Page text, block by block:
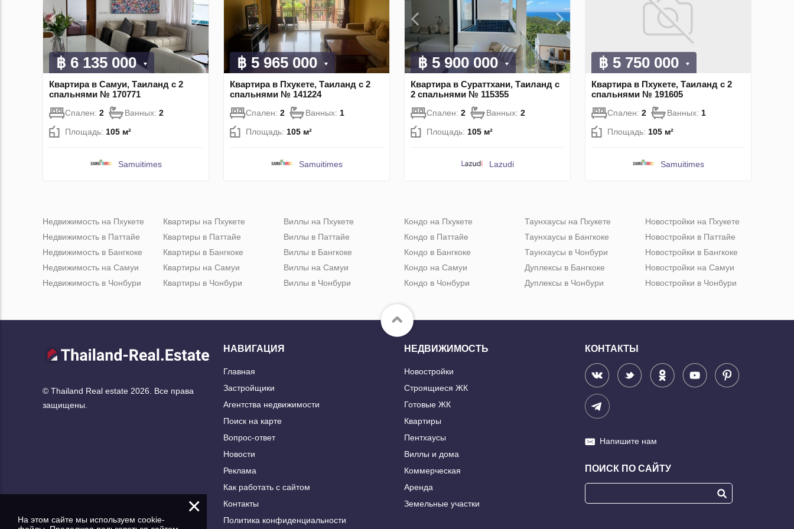
฿ 6 135 000
Квартира в Самуи, Таиланд с 2
спальнями № 170771
Спален: 2 Ванных: 2
Площадь: 105 м²
Samuitimes
฿ 5 965 000
Квартира в Пхукете, Таиланд с 2
спальнями № 141224
Спален: 2 Ванных: 1
Площадь: 105 м²
Samuitimes
฿ 5 900 000
Квартира в Сураттхани, Таиланд с
2 спальнями № 115355
Спален: 2 Ванных: 2
Площадь: 105 м²
Lazudi
฿ 5 750 000
Квартира в Пхукете, Таиланд с 2
спальнями № 191605
Спален: 2 Ванных: 1
Площадь: 105 м²
Samuitimes
Недвижимость на Пхукете
Недвижимость в Паттайе
Недвижимость в Бангкоке
Недвижимость на Самуи
Недвижимость в Чонбури
Квартиры на Пхукете
Квартиры в Паттайе
Квартиры в Бангкоке
Квартиры на Самуи
Квартиры в Чонбури
Виллы на Пхукете
Виллы в Паттайе
Виллы в Бангкоке
Виллы на Самуи
Виллы в Чонбури
Кондо на Пхукете
Кондо в Паттайе
Кондо в Бангкоке
Кондо на Самуи
Кондо в Чонбури
Таунхаусы на Пхукете
Таунхаусы в Бангкоке
Таунхаусы в Чонбури
Дуплексы в Бангкоке
Дуплексы в Чонбури
Новостройки на Пхукете
Новостройки в Паттайе
Новостройки в Бангкоке
Новостройки на Самуи
Новостройки в Чонбури
© Thailand Real estate 2026. Все права
защищены.
НАВИГАЦИЯ
Главная
Застройщики
Агентства недвижимости
Поиск на карте
Вопрос-ответ
Новости
Реклама
Как работать с сайтом
Контакты
Политика конфиденциальности
НЕДВИЖИМОСТЬ
Новостройки
Строящиеся ЖК
Готовые ЖК
Квартиры
Пентхаусы
Виллы и дома
Коммерческая
Аренда
Земельные участки
КОНТАКТЫ
Напишите нам
ПОИСК ПО САЙТУ
×
На этом сайте мы используем cookie-